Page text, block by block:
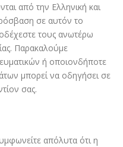
από την Ελληνική και
σε αυτόν το
τους ανωτέρω
Παρακαλούμε
ή οποιονδήποτε
μπορεί να οδηγήσει σε
σας.
απόλυτα ότι η